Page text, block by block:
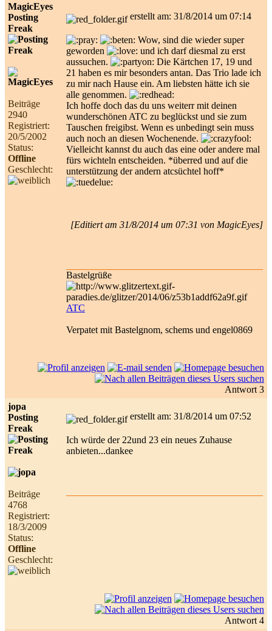
MagicEyes
Posting
Freak
Beiträge
2940
Registriert:
20/5/2002
Status:
Offline
Geschlecht:
erstellt am: 31/8/2014 um 07:14
Wow, sind die wieder super
geworden
und ich darf diesmal zu erst
aussuchen.
Die Kärtchen 17, 19 und
21 haben es mir besonders antan. Das Trio lade ich
zu mir nach Hause ein. Am liebsten hätte ich sie
alle genommen.
Ich hoffe doch das du uns weiterr mit deinen
wunderschönen ATC zu beglückst und sie zum
Tauschen freigibst. Wenn es unbedingt sein muss
auch noch an diesen Wochenende.
Vielleicht kannst du auch das eine oder andere mal
fürs wichteln entscheiden. *überred und auf die
unterstützung der andern atcsüchtel hoff*
[Editiert am 31/8/2014 um 07:31 von MagicEyes]
Bastelgrüße
ATC
Verpatet mit Bastelgnom, schems und engel0869
Antwort 3
jopa
Posting
Freak
Beiträge
4768
Registriert:
18/3/2009
Status:
Offline
Geschlecht:
erstellt am: 31/8/2014 um 07:52
Ich würde der 22und 23 ein neues Zuhause
anbieten...dankee
Antwort 4